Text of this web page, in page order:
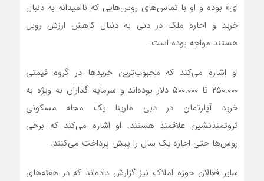
ای» بوده و او با تماس‌های روس‌هایی که ناامیدانه به دنبال
خرید و اجاره ملک در دبی به دنبال کاهش ارزش روبل
هستند مواجه بوده است.
او اشاره می‌کند که محبوب‌ترین خریدها در گروه قیمتی
۲۵۰.۰۰۰ تا ۵۰۰.۰۰۰ دلار بوده‌اند و سرمایه گذاران به ویژه به
خرید آپارتمان در دبی مارینا یک محله مسکونی
ثروتمندنشین علاقمند هستند. او اشاره می‌کند که برخی
روس‌ها حتی اجاره یک سال را پیش پرداخت می‌کنند.
سایر فعالان حوزه املاک نیز گزارش داده‌اند که در هفته‌های